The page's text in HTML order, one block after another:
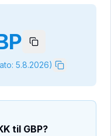
5.8.2026)
til GBP?